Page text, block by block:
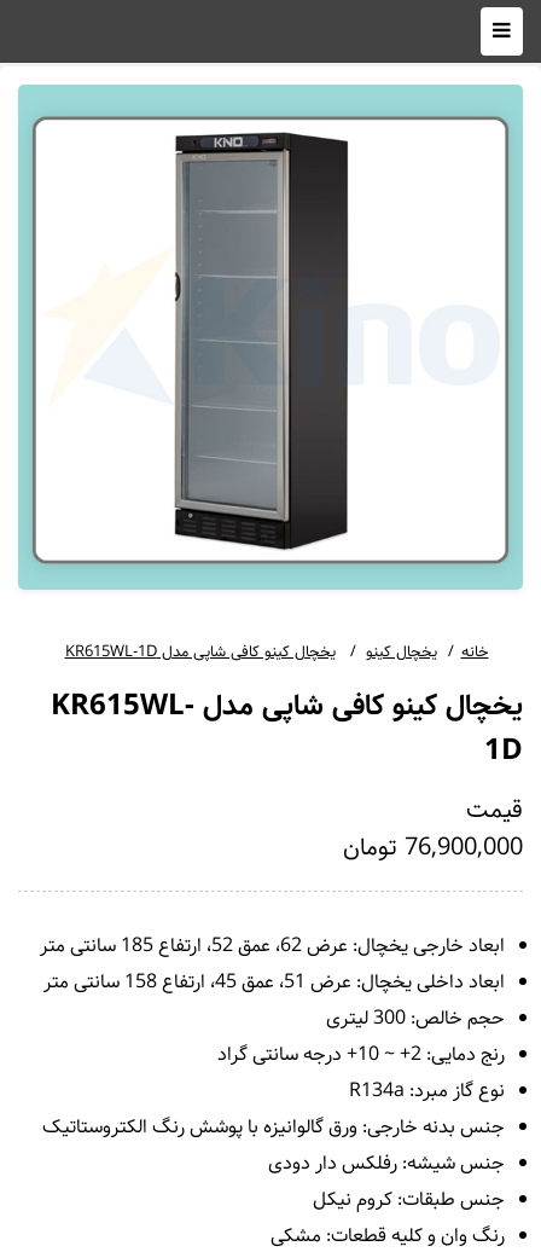
خانه یخچال کینو یخچال کینو کافی شاپی مدل KR615WL-1D
یخچال کینو کافی شاپی مدل KR615WL-
1D
قیمت
76,900,000 تومان
ابعاد خارجی یخچال: عرض 62، عمق 52، ارتفاع 185 سانتی متر
ابعاد داخلی یخچال: عرض 51، عمق 45، ارتفاع 158 سانتی متر
حجم خالص: 300 لیتری
رنج دمایی: 2+ ~ 10+ درجه سانتی گراد
نوع گاز مبرد: R134a
جنس بدنه خارجی: ورق گالوانیزه با پوشش رنگ الکتروستاتیک
جنس شیشه: رفلکس دار دودی
جنس طبقات: کروم نیکل
رنگ وان و کلیه قطعات: مشکی